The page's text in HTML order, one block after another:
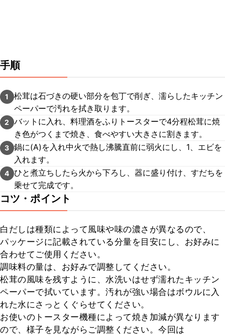
手順
1
松茸は石づきの硬い部分を包丁で削ぎ、濡らしたキッチン
ペーパーで汚れを拭き取ります。
2
バットに入れ、料理酒をふりトースターで4分程松茸に焼
き色がつくまで焼き、食べやすい大きさに割きます。
3 鍋に(A)を入れ中火で熱し沸騰直前に弱火にし、1、エビを
入れます。
4 ひと煮立ちしたら火から下ろし、器に盛り付け、すだちを
乗せて完成です。
コツ・ポイント
白だしは種類によって風味や味の濃さが異なるので、
パッケージに記載されている分量を目安にし、お好みに
合わせてご使用ください。
調味料の量は、お好みで調整してください。
松茸の風味を残すように、水洗いはせず濡れたキッチン
ペーパーで拭いています。汚れが強い場合はボウルに入
れた水にさっとくぐらせてください。
お使いのトースター機種によって焼き加減が異なります
ので、様子を見ながらご調整ください。今回は